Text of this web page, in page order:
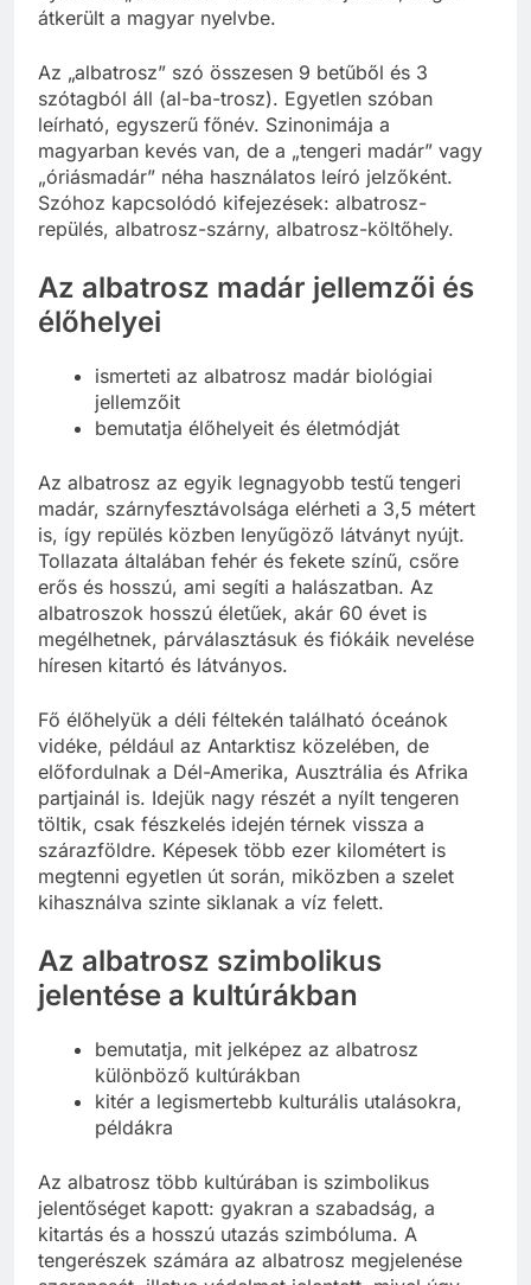
átkerült a magyar nyelvbe.
Az „albatrosz” szó összesen 9 betűből és 3
szótagból áll (al-ba-trosz). Egyetlen szóban
leírható, egyszerű főnév. Szinonimája a
magyarban kevés van, de a „tengeri madár” vagy
„óriásmadár” néha használatos leíró jelzőként.
Szóhoz kapcsolódó kifejezések: albatrosz-
repülés, albatrosz-szárny, albatrosz-költőhely.
Az albatrosz madár jellemzői és
élőhelyei
ismerteti az albatrosz madár biológiai
jellemzőit
bemutatja élőhelyeit és életmódját
Az albatrosz az egyik legnagyobb testű tengeri
madár, szárnyfesztávolsága elérheti a 3,5 métert
is, így repülés közben lenyűgöző látványt nyújt.
Tollazata általában fehér és fekete színű, csőre
erős és hosszú, ami segíti a halászatban. Az
albatroszok hosszú életűek, akár 60 évet is
megélhetnek, párválasztásuk és fiókáik nevelése
híresen kitartó és látványos.
Fő élőhelyük a déli féltekén található óceánok
vidéke, például az Antarktisz közelében, de
előfordulnak a Dél-Amerika, Ausztrália és Afrika
partjainál is. Idejük nagy részét a nyílt tengeren
töltik, csak fészkelés idején térnek vissza a
szárazföldre. Képesek több ezer kilométert is
megtenni egyetlen út során, miközben a szelet
kihasználva szinte siklanak a víz felett.
Az albatrosz szimbolikus
jelentése a kultúrákban
bemutatja, mit jelképez az albatrosz
különböző kultúrákban
kitér a legismertebb kulturális utalásokra,
példákra
Az albatrosz több kultúrában is szimbolikus
jelentőséget kapott: gyakran a szabadság, a
kitartás és a hosszú utazás szimbóluma. A
tengerészek számára az albatrosz megjelenése